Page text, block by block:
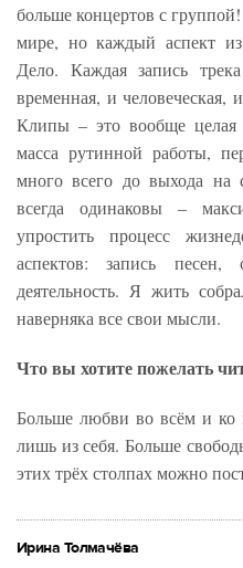
больше концертов с
мире, но каждый аспект
Дело. Каждая запись
временная, и человеческая,
Клипы – это вообще
масса рутинной работы,
много всего до выхода
всегда одинаковы –
упростить процесс
аспектов: запись песен,
деятельность. Я жить
наверняка все свои мысли.
Что вы хотите пожелать
Больше любви во всём и ко
лишь из себя. Больше
этих трёх столпах можно
Ирина Толмачёва